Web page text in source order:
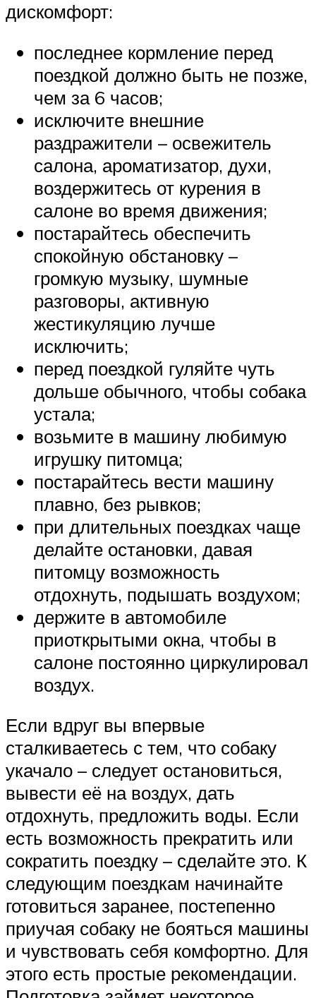
дискомфорт:
последнее кормление перед
поездкой должно быть не позже,
чем за 6 часов;
исключите внешние
раздражители – освежитель
салона, ароматизатор, духи,
воздержитесь от курения в
салоне во время движения;
постарайтесь обеспечить
спокойную обстановку –
громкую музыку, шумные
разговоры, активную
жестикуляцию лучше
исключить;
перед поездкой гуляйте чуть
дольше обычного, чтобы собака
устала;
возьмите в машину любимую
игрушку питомца;
постарайтесь вести машину
плавно, без рывков;
при длительных поездках чаще
делайте остановки, давая
питомцу возможность
отдохнуть, подышать воздухом;
держите в автомобиле
приоткрытыми окна, чтобы в
салоне постоянно циркулировал
воздух.
Если вдруг вы впервые
сталкиваетесь с тем, что собаку
укачало – следует остановиться,
вывести её на воздух, дать
отдохнуть, предложить воды. Если
есть возможность прекратить или
сократить поездку – сделайте это. К
следующим поездкам начинайте
готовиться заранее, постепенно
приучая собаку не бояться машины
и чувствовать себя комфортно. Для
этого есть простые рекомендации.